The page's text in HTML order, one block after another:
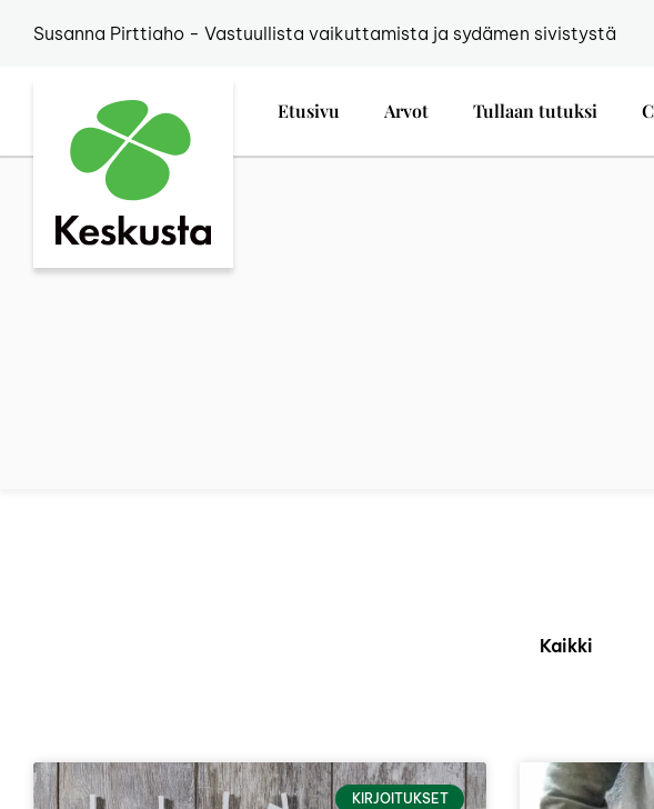
Susanna Pirttiaho - Vastuullista vaikuttamista ja sydämen sivistystä
Etusivu Arvot Tullaan tutuksi
Kaikki
KIRJOITUKSET